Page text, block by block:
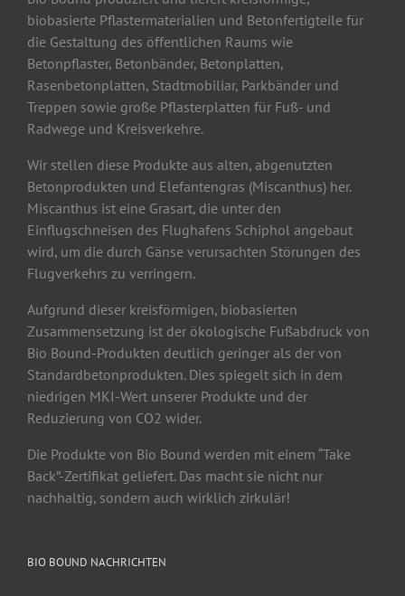
biobasierte Pflastermaterialien und Betonfertigteile für
die Gestaltung des öffentlichen Raums wie
Betonpflaster, Betonbänder, Betonplatten,
Rasenbetonplatten, Stadtmobiliar, Parkbänder und
Treppen sowie große Pflasterplatten für Fuß- und
Radwege und Kreisverkehre.
Wir stellen diese Produkte aus alten, abgenutzten
Betonprodukten und Elefantengras (Miscanthus) her.
Miscanthus ist eine Grasart, die unter den
Einflugschneisen des Flughafens Schiphol angebaut
wird, um die durch Gänse verursachten Störungen des
Flugverkehrs zu verringern.
Aufgrund dieser kreisförmigen, biobasierten
Zusammensetzung ist der ökologische Fußabdruck von
Bio Bound-Produkten deutlich geringer als der von
Standardbetonprodukten. Dies spiegelt sich in dem
niedrigen MKI-Wert unserer Produkte und der
Reduzierung von CO2 wider.
Die Produkte von Bio Bound werden mit einem “Take
Back”-Zertifikat geliefert. Das macht sie nicht nur
nachhaltig, sondern auch wirklich zirkulär!
BIO BOUND NACHRICHTEN